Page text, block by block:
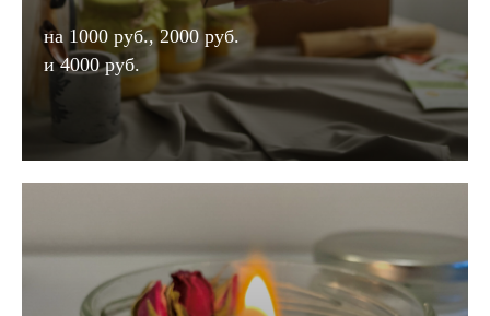
на 1000 руб., 2000 руб.
и 4000 руб.